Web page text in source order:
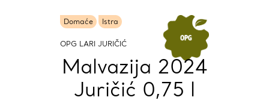
Domaće Istra
OPG LARI JURIČIĆ
Malvazija 2024
Juričić 0,75 l